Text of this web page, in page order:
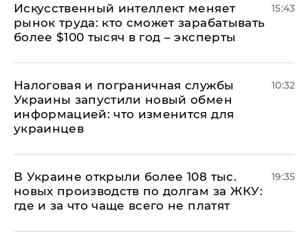
Искусственный интеллект меняет
рынок труда: кто сможет зарабатывать
более $100 тысяч в год – эксперты
15:43
Налоговая и пограничная службы
Украины запустили новый обмен
информацией: что изменится для
украинцев
10:32
В Украине открыли более 108 тыс.
новых производств по долгам за ЖКУ:
где и за что чаще всего не платят
19:35